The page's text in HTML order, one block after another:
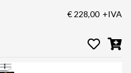
€ 228,00 +IVA